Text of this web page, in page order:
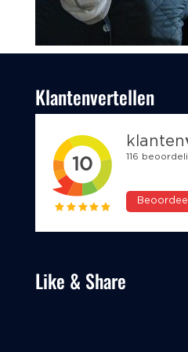
Klantenvertellen
Like & Share